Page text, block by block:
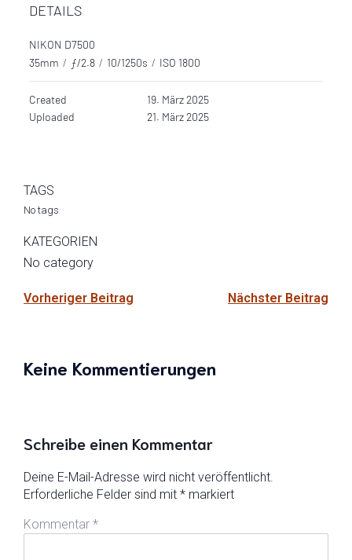
DETAILS
NIKON D7500
35mm / ƒ/2.8 / 10/1250s / ISO 1800
Created
19. März 2025
Uploaded
21. März 2025
TAGS
No tags
KATEGORIEN
No category
Vorheriger Beitrag Nächster Beitrag
Keine Kommentierungen
Schreibe einen Kommentar
Deine E-Mail-Adresse wird nicht veröffentlicht.
Erforderliche Felder sind mit * markiert
Kommentar *